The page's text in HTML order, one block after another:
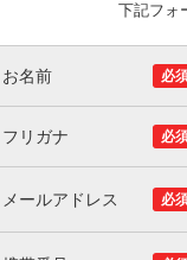
下記フォ
お名前 必
フリガナ 必
メールアドレス 必